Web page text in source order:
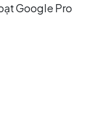
Google Pro